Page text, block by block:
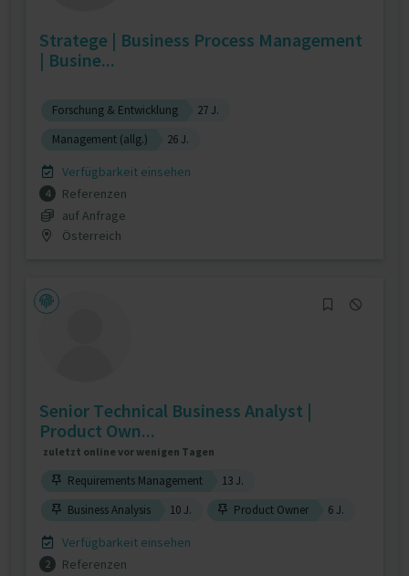
Stratege | Business Process Management
| Busine...
Forschung & Entwicklung
27 J.
Management (allg.)
26 J.
Verfügbarkeit einsehen
4
Referenzen
auf Anfrage
Österreich
Senior Technical Business Analyst |
Product Own...
zuletzt online vor wenigen Tagen
Requirements Management
13 J.
Business Analysis
10 J. Product Owner 6 J.
Verfügbarkeit einsehen
2
Referenzen